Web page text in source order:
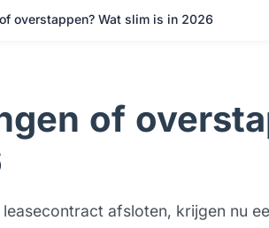
overstappen? Wat slim is in 2026
of
afsloten, krijgen nu